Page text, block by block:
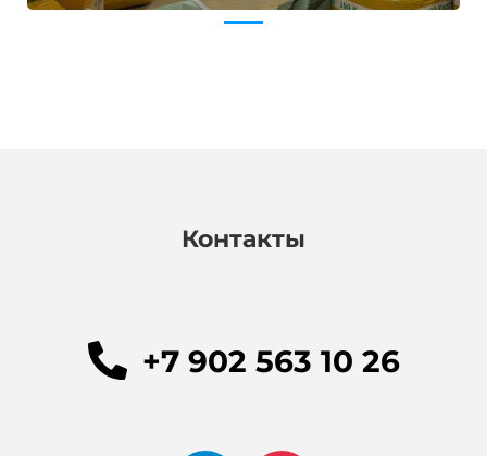
Контакты
+7 902 563 10 26